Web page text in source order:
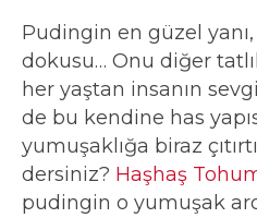
Pudingin en güzel
dokusu… Onu diğer
her yaştan insanın
de bu kendine has
yumuşaklığa biraz
dersiniz? Haşhaş
pudingin o yumuşak